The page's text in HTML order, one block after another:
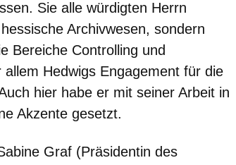
Sie alle würdigten Herrn
Archivwesen, sondern
Bereiche Controlling und
Hedwigs Engagement für die
hier habe er mit seiner Arbeit in
Akzente gesetzt.
Graf (Präsidentin des